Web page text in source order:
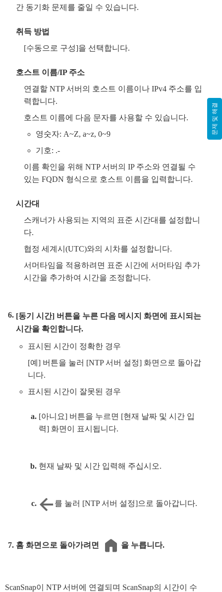
간 동기화 문제를 줄일 수 있습니다.
취득 방법
[수동으로 구성]을 선택합니다.
호스트 이름/IP 주소
연결할 NTP 서버의 호스트 이름이나 IPv4 주소를 입
력합니다.
호스트 이름에 다음 문자를 사용할 수 있습니다.
영숫자: A~Z, a~z, 0~9
기호: .-
이름 확인을 위해 NTP 서버의 IP 주소와 연결될 수
있는 FQDN 형식으로 호스트 이름을 입력합니다.
시간대
스캐너가 사용되는 지역의 표준 시간대를 설정합니
다.
협정 세계시(UTC)와의 시차를 설정합니다.
서머타임을 적용하려면 표준 시간에 서머타임 추가
시간을 추가하여 시간을 조정합니다.
[동기 시간] 버튼을 누른 다음 메시지 화면에 표시되는
시간을 확인합니다.
표시된 시간이 정확한 경우
[예] 버튼을 눌러 [NTP 서버 설정] 화면으로 돌아갑
니다.
표시된 시간이 잘못된 경우
[아니요] 버튼을 누르면 [현재 날짜 및 시간 입
력] 화면이 표시됩니다.
현재 날짜 및 시간 입력해 주십시오.
를 눌러 [NTP 서버 설정]으로 돌아갑니다.
홈 화면으로 돌아가려면 을 누릅니다.
ScanSnap이 NTP 서버에 연결되며 ScanSnap의 시간이 수
문제 및 해결